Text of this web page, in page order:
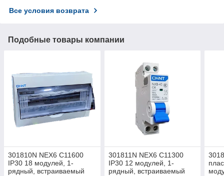
Все условия возврата
Подобные товары компании
301810N NEX6 С11600
IP30 18 модулей, 1-
рядный, встраиваемый
301811N NEX6 С11300
IP30 12 модулей, 1-
рядный, встраиваемый